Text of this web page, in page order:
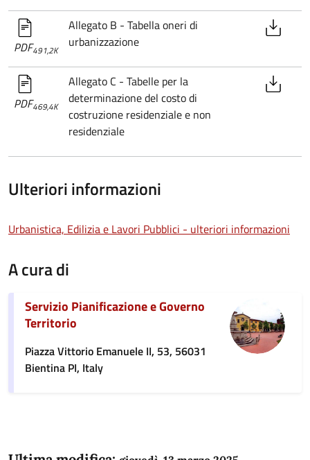
PDF491,2K
Allegato B - Tabella oneri di
urbanizzazione
PDF469,4K
Allegato C - Tabelle per la
determinazione del costo di
costruzione residenziale e non
residenziale
Ulteriori informazioni
Urbanistica, Edilizia e Lavori Pubblici - ulteriori informazioni
A cura di
Servizio Pianificazione e Governo
Territorio
Piazza Vittorio Emanuele II, 53, 56031
Bientina PI, Italy